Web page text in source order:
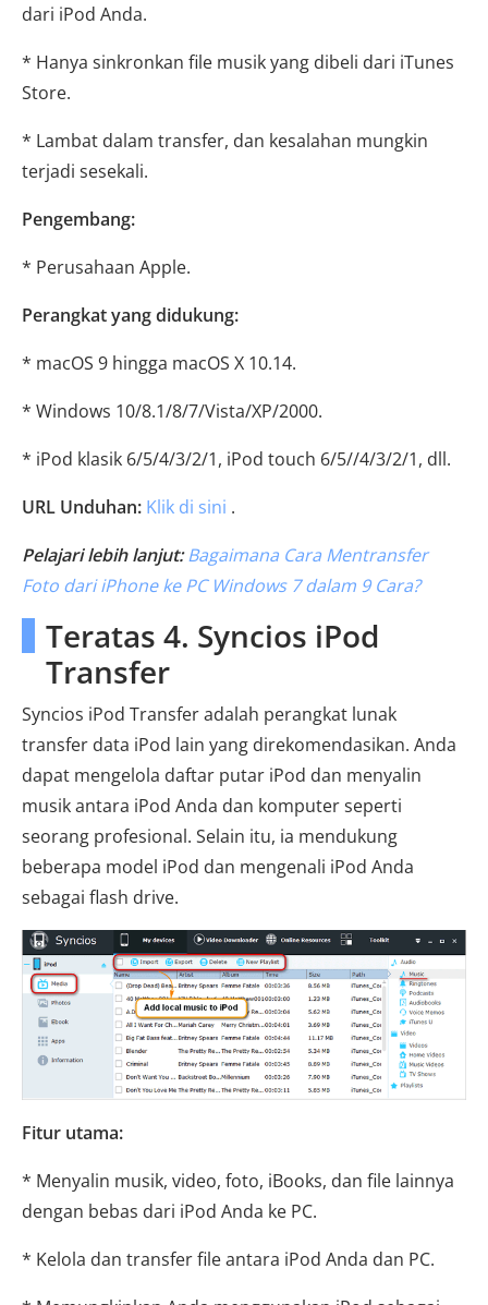
dari iPod Anda.
* Hanya sinkronkan file musik yang dibeli dari iTunes
Store.
* Lambat dalam transfer, dan kesalahan mungkin
terjadi sesekali.
Pengembang:
* Perusahaan Apple.
Perangkat yang didukung:
* macOS 9 hingga macOS X 10.14.
* Windows 10/8.1/8/7/Vista/XP/2000.
* iPod klasik 6/5/4/3/2/1, iPod touch 6/5//4/3/2/1, dll.
URL Unduhan: Klik di sini .
Pelajari lebih lanjut: Bagaimana Cara Mentransfer
Foto dari iPhone ke PC Windows 7 dalam 9 Cara?
Teratas 4. Syncios iPod
Transfer
Syncios iPod Transfer adalah perangkat lunak
transfer data iPod lain yang direkomendasikan. Anda
dapat mengelola daftar putar iPod dan menyalin
musik antara iPod Anda dan komputer seperti
seorang profesional. Selain itu, ia mendukung
beberapa model iPod dan mengenali iPod Anda
sebagai flash drive.
Fitur utama:
* Menyalin musik, video, foto, iBooks, dan file lainnya
dengan bebas dari iPod Anda ke PC.
* Kelola dan transfer file antara iPod Anda dan PC.